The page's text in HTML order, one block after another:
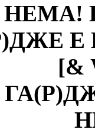
НЕМА!
Е
[&